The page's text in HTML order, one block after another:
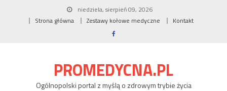
niedziela, sierpień 09, 2026
Strona główna
Zestawy kołowe medyczne Kontakt
PROMEDYCNA.PL
Ogólnopolski portal z myślą o zdrowym trybie życia